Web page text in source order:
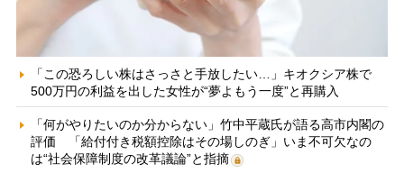
「この恐ろしい株はさっさと手放したい…」キオクシア株で
500万円の利益を出した女性が“夢よもう一度”と再購入
「何がやりたいのか分からない」竹中平蔵氏が語る高市内閣の
評価 「給付付き税額控除はその場しのぎ」いま不可欠なの
は“社会保障制度の改革議論”と指摘